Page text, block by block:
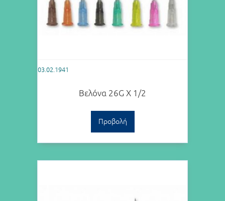
03.02.1941
Βελόνα 26G Χ 1/2
Προβολή